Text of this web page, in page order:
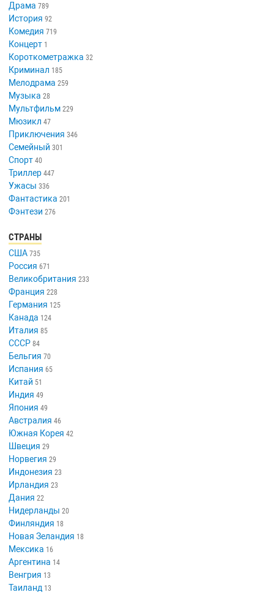
Драма 789
История 92
Комедия 719
Концерт 1
Короткометражка 32
Криминал 185
Мелодрама 259
Музыка 28
Мультфильм 229
Мюзикл 47
Приключения 346
Семейный 301
Спорт 40
Триллер 447
Ужасы 336
Фантастика 201
Фэнтези 276
СТРАНЫ
США 735
Россия 671
Великобритания 233
Франция 228
Германия 125
Канада 124
Италия 85
СССР 84
Бельгия 70
Испания 65
Китай 51
Индия 49
Япония 49
Австралия 46
Южная Корея 42
Швеция 29
Норвегия 29
Индонезия 23
Ирландия 23
Дания 22
Нидерланды 20
Финляндия 18
Новая Зеландия 18
Мексика 16
Аргентина 14
Венгрия 13
Таиланд 13